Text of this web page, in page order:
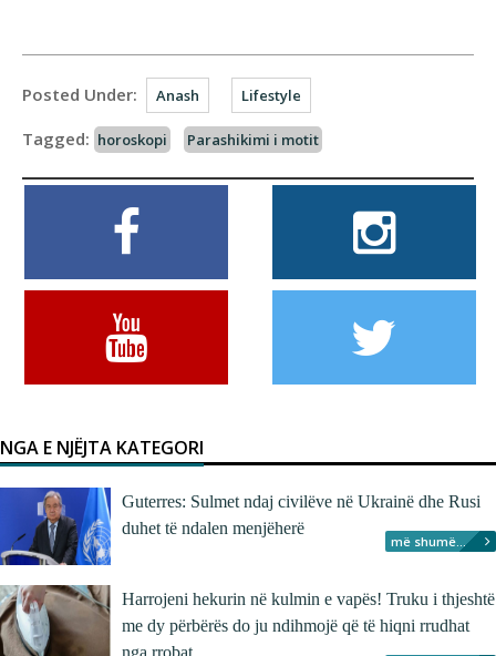
Posted Under: Anash Lifestyle
Tagged: horoskopi Parashikimi i motit
NGA E NJËJTA KATEGORI
Guterres: Sulmet ndaj civilëve në Ukrainë dhe Rusi
duhet të ndalen menjëherë
më shumë...
Harrojeni hekurin në kulmin e vapës! Truku i thjeshtë
me dy përbërës do ju ndihmojë që të hiqni rrudhat
nga rrobat